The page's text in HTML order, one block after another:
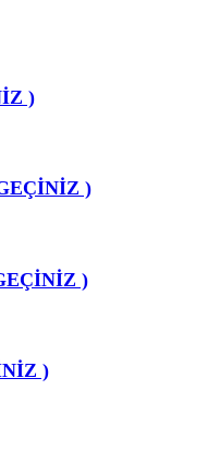
)
)
)
)